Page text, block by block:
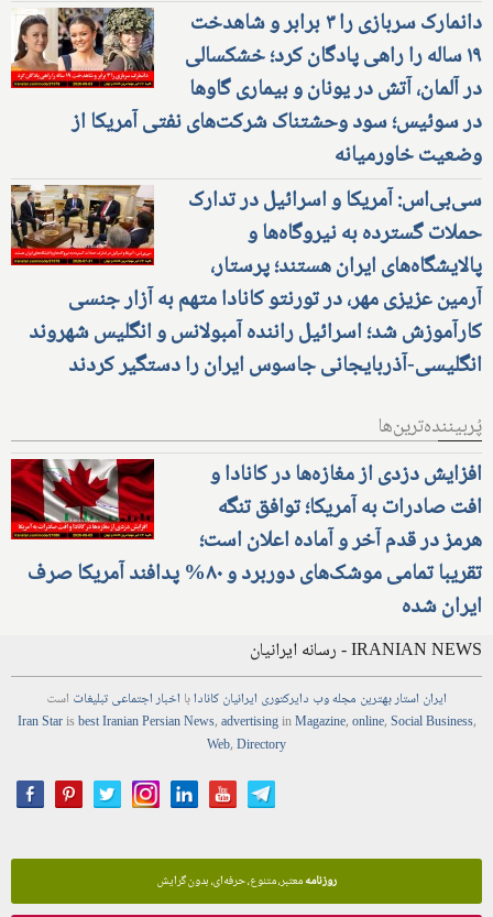
دانمارک سربازی را ۳ برابر و شاهدخت
۱۹ ساله را راهی پادگان کرد؛ خشکسالی
در آلمان، آتش در یونان و بیماری گاوها
در سوئیس؛ سود وحشتناک شرکت‌های نفتی آمریکا از
وضعیت خاورمیانه
سی‌بی‌اس: آمریکا و اسرائیل در تدارک
حملات گسترده به نیروگاه‌ها و
پالایشگاه‌های ایران هستند؛ پرستار،
آرمین عزیزی مهر، در تورنتو کانادا متهم به آزار جنسی
کارآموزش شد؛ اسرائیل راننده آمبولانس و انگلیس شهروند
انگلیسی-آذربایجانی جاسوس ایران را دستگیر کردند
پُربیننده‌ترین‌ها
افزایش دزدی از مغازه‌ها در کانادا و
افت صادرات به آمریکا؛ توافق تنگه
هرمز در قدم آخر و آماده اعلان است؛
تقریبا تمامی موشک‌های دوربرد و ۸۰% پدافند آمریکا صرف
ایران شده
IRANIAN NEWS - رسانه ایرانیان
ایران استاربهترین مجلهوب دایرکتوری ایرانیان کانادابا اخباراجتماعیتبلیغات است
Iran Starisbest Iranian PersianNews,advertisinginMagazine,online,Social Business,
Web,Directory
روزنامهمعتبر، متنوع، حرفه‌ای، بدون گرایش